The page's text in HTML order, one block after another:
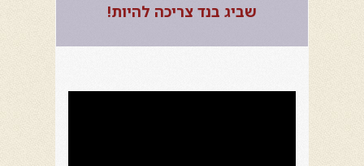
שביג בנד צריכה להיות!